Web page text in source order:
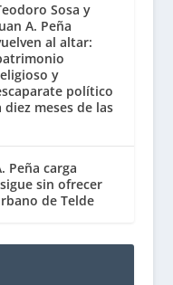
Sosa y
A. Peña
al altar:
y
político
diez meses de las
Peña carga
sin ofrecer
de Telde